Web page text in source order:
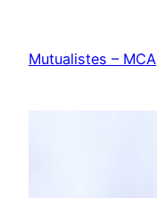
contenu
Mutualistes – MCA